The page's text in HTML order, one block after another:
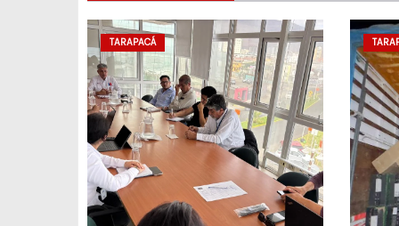
n
t
r
a
d
a
TARAPACÁ